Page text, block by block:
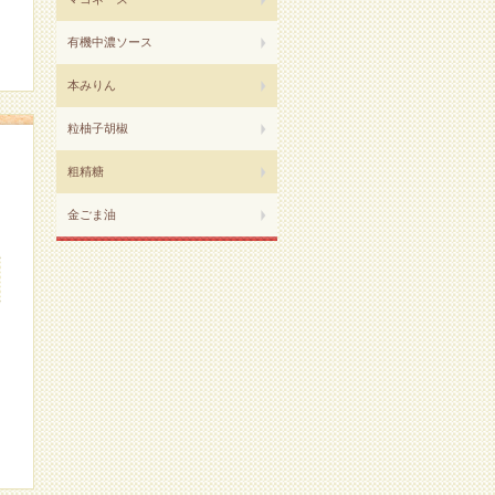
有機中濃ソース
本みりん
粒柚子胡椒
粗精糖
金ごま油